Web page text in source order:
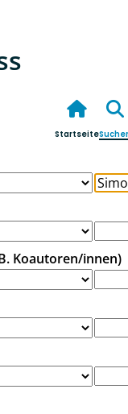
Startseite
Koautoren/innen)